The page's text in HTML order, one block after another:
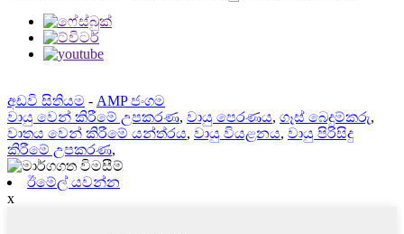
අඩවි සිතියම - AMP ජංගම
වායු වෙන් කිරීමේ උපකරණ, වායු පෙරණය, ගෑස් බෙදුම්කරු,
වාතය වෙන් කිරීමේ යන්ත්රය, වායු වියළනය, වායු පිරිසිදු
කිරීමේ උපකරණ,
ඊමේල් යවන්න
x